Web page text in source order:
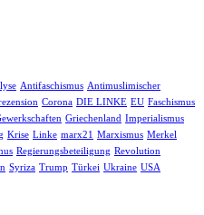
Antifaschismus Antimuslimischer
Corona DIE LINKE EU Faschismus
Griechenland Imperialismus
Krise Linke marx21 Marxismus Merkel
Regierungsbeteiligung Revolution
Syriza Trump Türkei Ukraine USA